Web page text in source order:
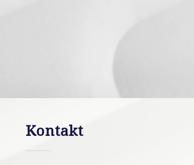
Kontakt